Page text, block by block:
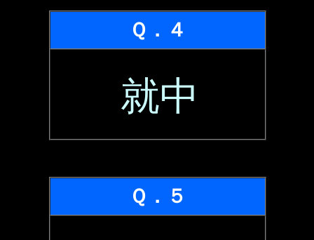
Ｑ．４
就中
Ｑ．５